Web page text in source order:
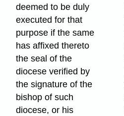
deemed to be duly
executed for that
purpose if the same
has affixed thereto
the seal of the
diocese verified by
the signature of the
bishop of such
diocese, or his